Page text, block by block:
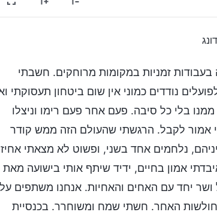
זמניות במקומות מרוחקים. חשבתי
נודדים כמוני אין שום ביטחון תעסוקתי
ממנו בלי כל סיבה. פעם אחר פעם רימו וניצלו
אמור לקבל. הרגשתי שהעולם הזה ממש קודר
נלחמים אחד בשני, ופשוט לא מצאתי
אמון בחיים, ידיד שיתף אותי בישועה מאת
ושר יחד עם האחים והאחיות. אנחנו משתפים על
האחר. חשתי שמח ומשוחרר. בכנסיית